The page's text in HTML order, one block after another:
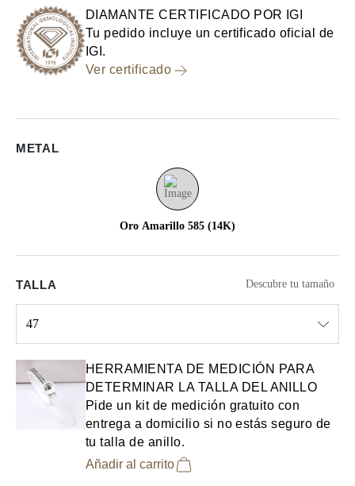
DIAMANTE CERTIFICADO POR IGI
Tu pedido incluye un certificado oficial de
IGI.
Ver certificado
METAL
Oro Amarillo 585 (14K)
TALLA Descubre tu tamaño
47
HERRAMIENTA DE MEDICIÓN PARA
DETERMINAR LA TALLA DEL ANILLO
Pide un kit de medición gratuito con
entrega a domicilio si no estás seguro de
tu talla de anillo.
Añadir al carrito